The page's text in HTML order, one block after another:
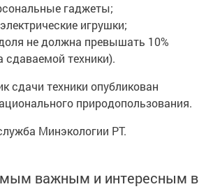
гаджеты;
игрушки;
не должна превышать 10%
техники).
сдачи техники опубликован
природопользования.
Минэкологии РТ.
важным и интересным в